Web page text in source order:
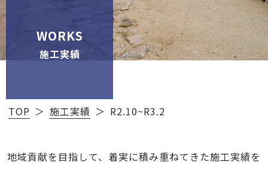
WORKS
施工実績
TOP 施工実績 R2.10~R3.2
地域貢献を目指して、着実に積み重ねてきた施工実績を